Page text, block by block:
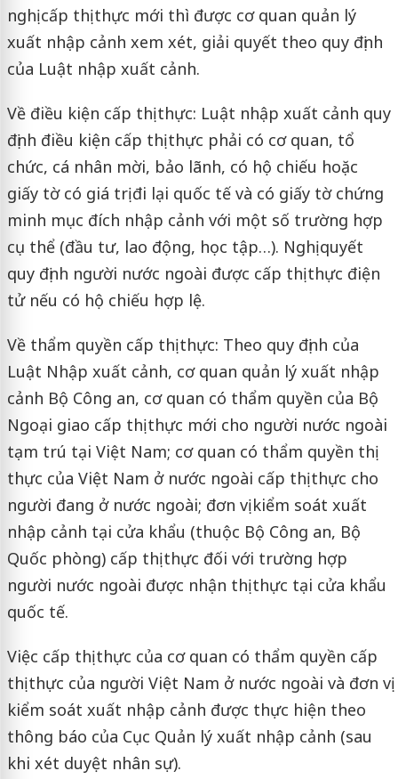
nghị cấp thị thực mới thì được cơ quan quản lý
xuất nhập cảnh xem xét, giải quyết theo quy định
của Luật nhập xuất cảnh.
Về điều kiện cấp thị thực: Luật nhập xuất cảnh quy
định điều kiện cấp thị thực phải có cơ quan, tổ
chức, cá nhân mời, bảo lãnh, có hộ chiếu hoặc
giấy tờ có giá trị đi lại quốc tế và có giấy tờ chứng
minh mục đích nhập cảnh với một số trường hợp
cụ thể (đầu tư, lao động, học tập…). Nghị quyết
quy định người nước ngoài được cấp thị thực điện
tử nếu có hộ chiếu hợp lệ.
Về thẩm quyền cấp thị thực: Theo quy định của
Luật Nhập xuất cảnh, cơ quan quản lý xuất nhập
cảnh Bộ Công an, cơ quan có thẩm quyền của Bộ
Ngoại giao cấp thị thực mới cho người nước ngoài
tạm trú tại Việt Nam; cơ quan có thẩm quyền thị
thực của Việt Nam ở nước ngoài cấp thị thực cho
người đang ở nước ngoài; đơn vị kiểm soát xuất
nhập cảnh tại cửa khẩu (thuộc Bộ Công an, Bộ
Quốc phòng) cấp thị thực đối với trường hợp
người nước ngoài được nhận thị thực tại cửa khẩu
quốc tế.
Việc cấp thị thực của cơ quan có thẩm quyền cấp
thị thực của người Việt Nam ở nước ngoài và đơn vị
kiểm soát xuất nhập cảnh được thực hiện theo
thông báo của Cục Quản lý xuất nhập cảnh (sau
khi xét duyệt nhân sự).